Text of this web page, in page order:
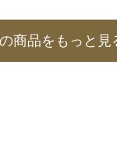
商品をもっと見